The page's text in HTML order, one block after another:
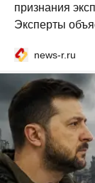
признания
Эксперты
news-r.ru